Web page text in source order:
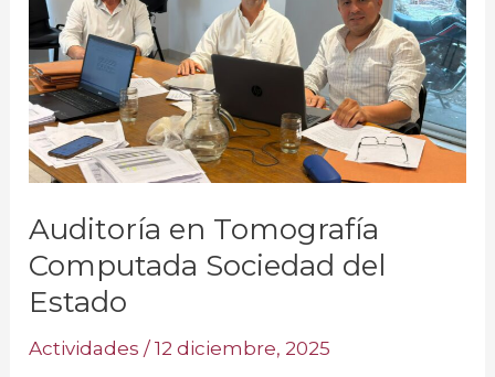
Auditoría en Tomografía
Computada Sociedad del
Estado
Actividades /12 diciembre, 2025